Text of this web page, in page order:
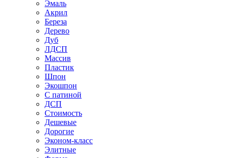
Эмаль
Акрил
Береза
Дерево
Дуб
ЛДСП
Массив
Пластик
Шпон
Экошпон
С патиной
ДСП
Стоимость
Дешевые
Дорогие
Эконом-класс
Элитные